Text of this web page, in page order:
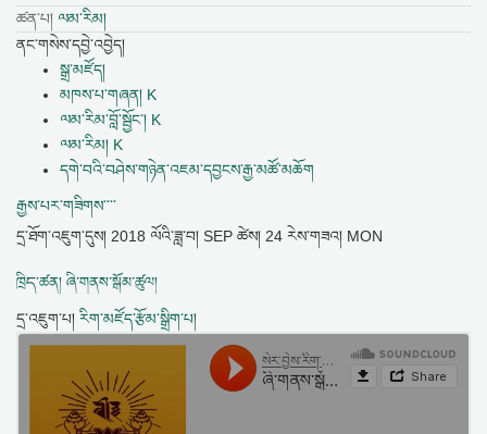
ཚན་པ། ལམ་རིམ།
ནང་གསེས་དབྱེ་འབྱེད།
སྒྲ་མཛོད།
མཁས་པ་གཞན། K
ལམ་རིམ་བློ་སྦྱོང་། K
ལམ་རིམ། K
དགེ་བའི་བཤེས་གཉེན་འཇམ་དབྱངས་རྒྱ་མཚོ་མཆོག
རྒྱས་པར་གཟིགས་་་་
དྲ་ཐོག་འཇུག་དུས། 2018 ལོའི་ཟླ་བ། SEP ཚེས། 24 རེས་གཟའ། MON
ཁྲིད་ཚན། ཞི་གནས་སྒོམ་ཚུལ།
དྲ་འཇུག་པ། རིག་མཛོད་རྩོམ་སྒྲིག་པ།